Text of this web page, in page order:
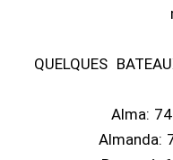
QUELQUES
Alma:
Almanda: